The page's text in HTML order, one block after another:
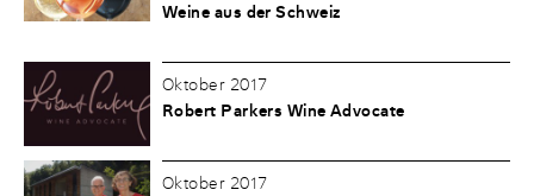
Weine aus der Schweiz
Oktober 2017
Robert Parkers Wine Advocate
Oktober 2017